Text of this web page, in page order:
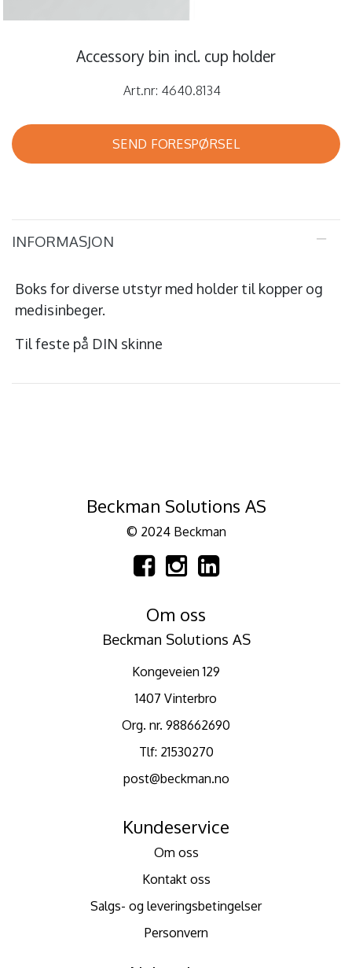
Accessory bin incl. cup holder
Art.nr: 4640.8134
SEND FORESPØRSEL
INFORMASJON
Boks for diverse utstyr med holder til kopper og
medisinbeger.
Til feste på DIN skinne
Beckman Solutions AS
© 2024 Beckman
Om oss
Beckman Solutions AS
Kongeveien 129
1407 Vinterbro
Org. nr. 988662690
Tlf: 21530270
post@beckman.no
Kundeservice
Om oss
Kontakt oss
Salgs- og leveringsbetingelser
Personvern